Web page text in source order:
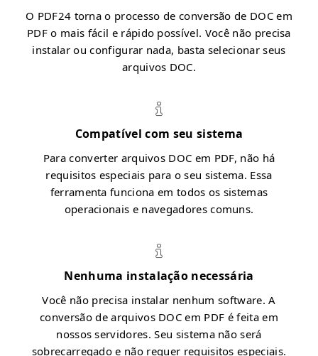
O PDF24 torna o processo de conversão de DOC em
PDF o mais fácil e rápido possível. Você não precisa
instalar ou configurar nada, basta selecionar seus
arquivos DOC.
Compatível com seu sistema
Para converter arquivos DOC em PDF, não há
requisitos especiais para o seu sistema. Essa
ferramenta funciona em todos os sistemas
operacionais e navegadores comuns.
Nenhuma instalação necessária
Você não precisa instalar nenhum software. A
conversão de arquivos DOC em PDF é feita em
nossos servidores. Seu sistema não será
sobrecarregado e não requer requisitos especiais.